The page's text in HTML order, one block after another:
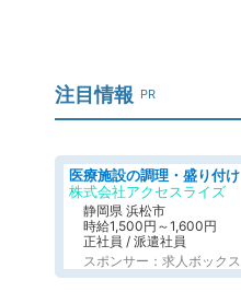
注目情報 PR
医療施設の調理・盛り付け
株式会社アクセスライズ
静岡県 浜松市
時給1,500円～1,600円
正社員 / 派遣社員
スポンサー：求人ボックス